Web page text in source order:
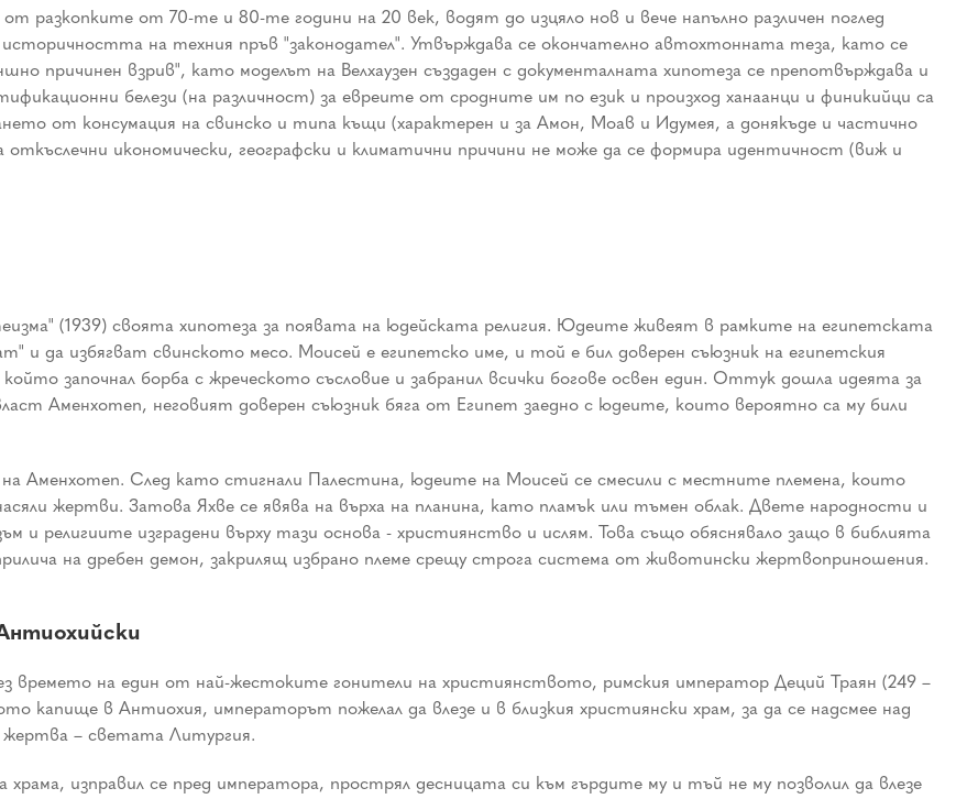
разкопките от 70-те и 80-те години на 20 век, водят до изцяло нов и вече напълно различен поглед
историчността на техния пръв "законодател". Утвърждава се окончателно автохтонната теза, като се
причинен взрив", като моделът на Велхаузен създаден с документалната хипотеза се препотвърждава и
белези (на различност) за евреите от сродните им по език и произход ханаанци и финикийци са
от консумация на свинско и типа къщи (характерен и за Амон, Моав и Идумея, а донякъде и частично
икономически, географски и климатични причини не може да се формира идентичност (виж и
(1939) своята хипотеза за появата на юдейската религия. Юдеите живеят в рамките на египетската
и да избягват свинското месо. Моисей е египетско име, и той е бил доверен съюзник на египетския
започнал борба с жреческото съсловие и забранил всички богове освен един. Оттук дошла идеята за
Аменхотеп, неговият доверен съюзник бяга от Египет заедно с юдеите, които вероятно са му били
Аменхотеп. След като стигнали Палестина, юдеите на Моисей се смесили с местните племена, които
жертви. Затова Яхве се явява на върха на планина, като пламък или тъмен облак. Двете народности и
и религиите изградени върху тази основа - християнство и ислям. Това също обяснявало защо в библията
на дребен демон, закрилящ избрано племе срещу строга система от животински жертвоприношения.
времето на един от най-жестоките гонители на християнството, римския император Деций Траян (249 –
капище в Антиохия, императорът пожелал да влезе и в близкия християнски храм, за да се надсмее над
жертва – светата Литургия.
изправил се пред императора, прострял десницата си към гърдите му и тъй не му позволил да влезе